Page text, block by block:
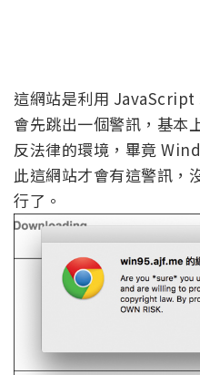
這網站是利用 JavaScript
會先跳出一個警訊，基本
反法律的環境，畢竟
此這網站才會有這警訊，
行了。